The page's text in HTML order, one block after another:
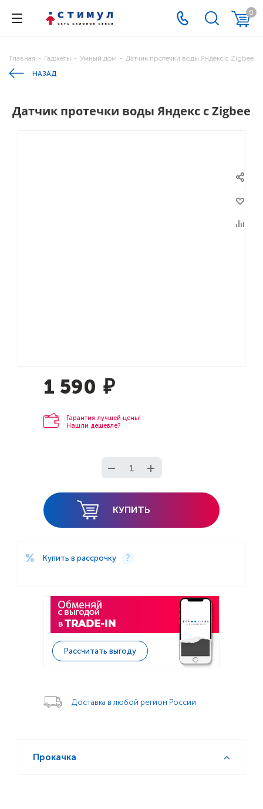
0
Главная - Гаджеты - Умный дом - Датчик протечки воды Яндекс с Zigbee
НАЗАД
Датчик протечки воды Яндекс с Zigbee
1 590 ₽
Гарантия лучшей цены!
Нашли дешевле?
КУПИТЬ
Купить в рассрочку
Рассчитать выгоду
Доставка в любой регион России
Прокачка